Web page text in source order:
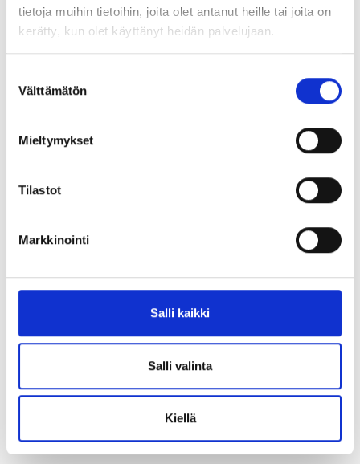
tietoja muihin tietoihin, joita olet antanut heille tai joita on
kerätty, kun olet käyttänyt heidän palvelujaan.
valinta
Välttämätön
Mieltymykset
Tilastot
Markkinointi
Salli kaikki
Salli valinta
Kiellä
ASIA-lehti on neljä kertaa vuodessa ilmestyvä
jäsenlehti. ASIA-lehti seuraa työelämän ja
Numero 1 ilmestyy 19.2.
Numero 2 ilmestyy 7.5.
Numero 4 ilmestyy 10.12.
Mediakortti
ASIA-lehden mediakortti 2026